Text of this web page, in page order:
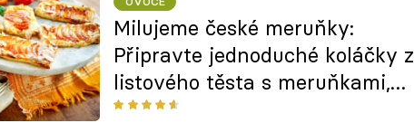
Milujeme české meruňky:
Připravte jednoduché koláčky z
listového těsta s meruňkami,
krémovým sýrem a mandlemi